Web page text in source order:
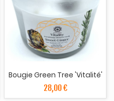
Bougie Green Tree 'Vitalité'
28,00 €